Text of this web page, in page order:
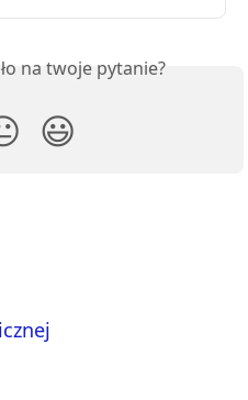
na twoje pytanie?
😃